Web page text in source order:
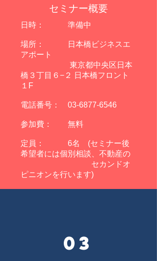
セミナー概要
日時： 準備中
場所： 日本橋ビジネスエ
アポート
東京都中央区日本
橋３丁目６−２ 日本橋フロント
１F
電話番号： 03-6877-6546
参加費： 無料
定員： 6名 (セミナー後
希望者には個別相談、不動産の
セカンドオ
ピニオンを行います)
03